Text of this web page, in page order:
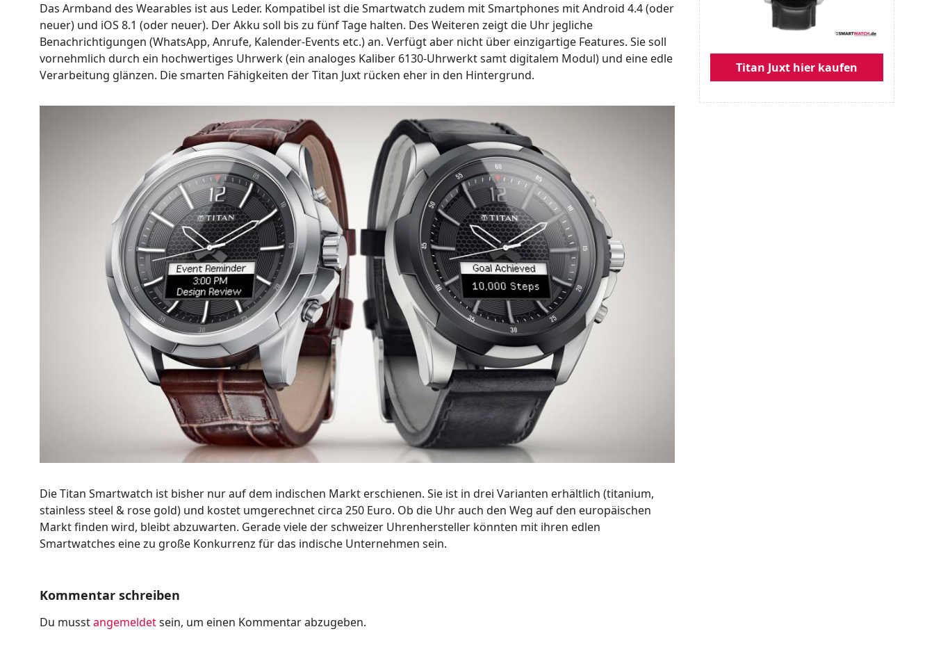
Das Armband des Wearables ist aus Leder. Kompatibel ist die Smartwatch zudem mit Smartphones mit Android 4.4 (oder
neuer) und iOS 8.1 (oder neuer). Der Akku soll bis zu fünf Tage halten. Des Weiteren zeigt die Uhr jegliche
Benachrichtigungen (WhatsApp, Anrufe, Kalender-Events etc.) an. Verfügt aber nicht über einzigartige Features. Sie soll
vornehmlich durch ein hochwertiges Uhrwerk (ein analoges Kaliber 6130-Uhrwerkt samt digitalem Modul) und eine edle
Verarbeitung glänzen. Die smarten Fähigkeiten der Titan Juxt rücken eher in den Hintergrund.
Die Titan Smartwatch ist bisher nur auf dem indischen Markt erschienen. Sie ist in drei Varianten erhältlich (titanium,
stainless steel & rose gold) und kostet umgerechnet circa 250 Euro. Ob die Uhr auch den Weg auf den europäischen
Markt finden wird, bleibt abzuwarten. Gerade viele der schweizer Uhrenhersteller könnten mit ihren edlen
Smartwatches eine zu große Konkurrenz für das indische Unternehmen sein.
Kommentar schreiben
Du musstangemeldetsein, um einen Kommentar abzugeben.
Titan Juxt hier kaufen